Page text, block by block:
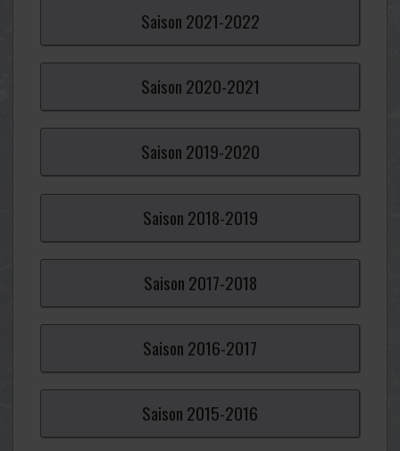
Saison 2021-2022
Saison 2020-2021
Saison 2019-2020
Saison 2018-2019
Saison 2017-2018
Saison 2016-2017
Saison 2015-2016